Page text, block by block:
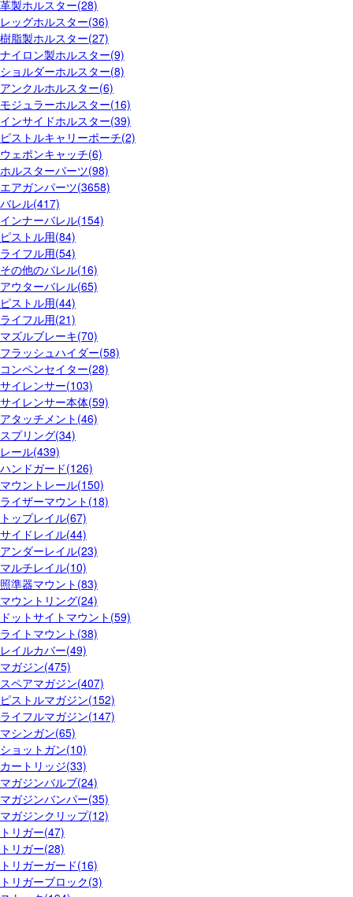
革製ホルスター(28)
レッグホルスター(36)
樹脂製ホルスター(27)
ナイロン製ホルスター(9)
ショルダーホルスター(8)
アンクルホルスター(6)
モジュラーホルスター(16)
インサイドホルスター(39)
ピストルキャリーポーチ(2)
ウェポンキャッチ(6)
ホルスターパーツ(98)
エアガンパーツ(3658)
バレル(417)
インナーバレル(154)
ピストル用(84)
ライフル用(54)
その他のバレル(16)
アウターバレル(65)
ピストル用(44)
ライフル用(21)
マズルブレーキ(70)
フラッシュハイダー(58)
コンペンセイター(28)
サイレンサー(103)
サイレンサー本体(59)
アタッチメント(46)
スプリング(34)
レール(439)
ハンドガード(126)
マウントレール(150)
ライザーマウント(18)
トップレイル(67)
サイドレイル(44)
アンダーレイル(23)
マルチレイル(10)
照準器マウント(83)
マウントリング(24)
ドットサイトマウント(59)
ライトマウント(38)
レイルカバー(49)
マガジン(475)
スペアマガジン(407)
ピストルマガジン(152)
ライフルマガジン(147)
マシンガン(65)
ショットガン(10)
カートリッジ(33)
マガジンバルブ(24)
マガジンバンパー(35)
マガジンクリップ(12)
トリガー(47)
トリガー(28)
トリガーガード(16)
トリガーブロック(3)